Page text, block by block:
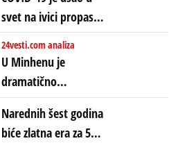
EKSTREMNA
POLARIZACIJA?
svet na ivici propasti,
ubio milione, ali je
spasao sistem
24vesti.com analiza
U Minhenu je
dramatično
proglašen „kraj jedne
ere“, ali sa
dvostrukom
Narednih šest godina
biće zlatna era za 5